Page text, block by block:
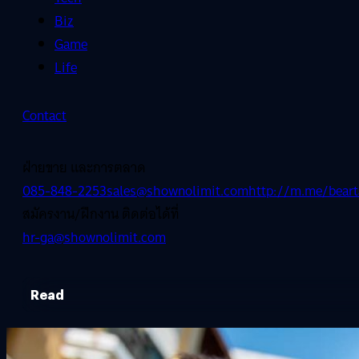
Biz
Game
Life
Contact
ฝ่ายขาย และการตลาด
085-848-2253sales@shownolimit.comhttp://m.me/
สมัครงาน/ฝึกงาน ติดต่อได้ที่
hr-ga@shownolimit.com
Read